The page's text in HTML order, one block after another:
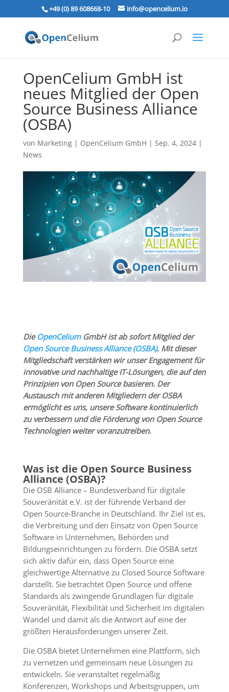
+49 (0) 89 608668‑10 info@opencelium.io
OpenCelium GmbH ist
neues Mitglied der Open
Source Business Alliance
(OSBA)
von Marketing | OpenCelium GmbH | Sep. 4, 2024|
News
Die OpenCeliumGmbH ist ab sofort Mitglied der
Open Source Business Alliance (OSBA). Mit dieser
Mitgliedschaft verstärken wir unser Engagement für
innovative und nachhaltige IT-Lösungen, die auf den
Prinzipien von Open Source basieren. Der
Austausch mit anderen Mitgliedern der OSBA
ermöglicht es uns, unsere Software kontinuierlich
zu verbessern und die Förderung von Open Source
Technologien weiter voranzutreiben.
Was ist die Open Source Business
Alliance (OSBA)?
Die OSB Alliance – Bundesverband für digitale
Souveränität e.V. ist der führende Verband der
Open Source-Branche in Deutschland. Ihr Ziel ist es,
die Verbreitung und den Einsatz von Open Source
Software in Unternehmen, Behörden und
Bildungseinrichtungen zu fördern. Die OSBA setzt
sich aktiv dafür ein, dass Open Source eine
gleichwertige Alternative zu Closed Source Software
darstellt. Sie betrachtet Open Source und offene
Standards als zwingende Grundlagen für digitale
Souveränität, Flexibilität und Sicherheit im digitalen
Wandel und damit als die Antwort auf eine der
größten Herausforderungen unserer Zeit.
Die OSBA bietet Unternehmen eine Plattform, sich
zu vernetzen und gemeinsam neue Lösungen zu
entwickeln. Sie veranstaltet regelmäßig
Konferenzen, Workshops und Arbeitsgruppen, um